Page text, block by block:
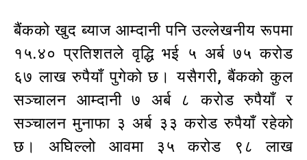
बैंकको खुद ब्याज आम्दानी पनि उल्लेखनीय रूपमा
१५.४० प्रतिशतले वृद्धि भई ५ अर्ब ७५ करोड
६७ लाख रुपैयाँ पुगेको छ। यसैगरी, बैंकको कुल
सञ्चालन आम्दानी ७ अर्ब ८ करोड रुपैयाँ र
सञ्चालन मुनाफा ३ अर्ब ३३ करोड रुपैयाँ रहेको
छ। अघिल्लो आवमा ३५ करोड ९८ लाख